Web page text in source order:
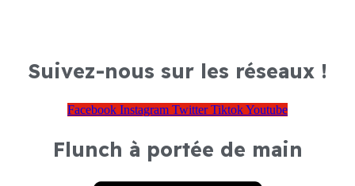
Suivez-nous sur les réseaux !
Facebook Instagram Twitter TiktokYoutube
Flunch à portée de main